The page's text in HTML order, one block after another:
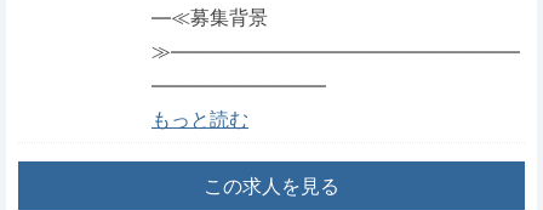
―≪募集背景
≫――――――――――――――――――
―――――――――
もっと読む
この求人を見る